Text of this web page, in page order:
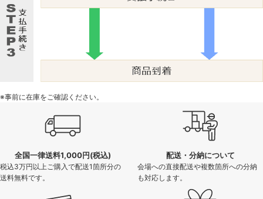
※事前に在庫をご確認ください。
全国一律送料1,000円(税込)
税込3万円以上ご購入で配送1箇所分の
送料無料です。
配送・分納について
会場への直接配送や複数箇所への分納
も対応します。